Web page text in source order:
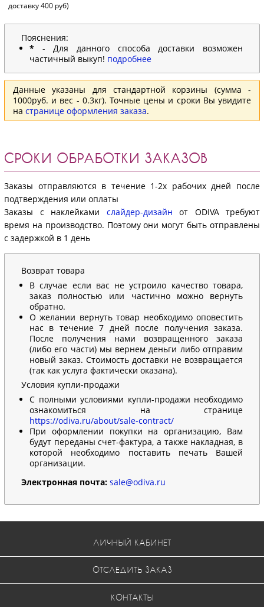
доставку 400 руб)
Пояснения:
* - Для данного способа доставки возможен
частичный выкуп! подробнее
Данные указаны для стандартной корзины (сумма -
1000руб. и вес - 0.3кг). Точные цены и сроки Вы увидите
на странице оформления заказа.
СРОКИ ОБРАБОТКИ ЗАКАЗОВ
Заказы отправляются в течение 1-2х рабочих дней после
подтверждения или оплаты
Заказы с наклейками слайдер-дизайн от ODIVA требуют
время на производство. Поэтому они могут быть отправлены
с задержкой в 1 день
Возврат товара
В случае если вас не устроило качество товара,
заказ полностью или частично можно вернуть
обратно.
О желании вернуть товар необходимо оповестить
нас в течение 7 дней после получения заказа.
После получения нами возвращенного заказа
(либо его части) мы вернем деньги либо отправим
новый заказ. Стоимость доставки не возвращается
(так как услуга фактически оказана).
Условия купли-продажи
С полными условиями купли-продажи необходимо
ознакомиться на странице
https://odiva.ru/about/sale-contract/
При оформлении покупки на организацию, Вам
будут переданы счет-фактура, а также накладная, в
которой необходимо поставить печать Вашей
организации.
Электронная почта: sale@odiva.ru
ЛИЧНЫЙ КАБИНЕТ
ОТСЛЕДИТЬ ЗАКАЗ
КОНТАКТЫ